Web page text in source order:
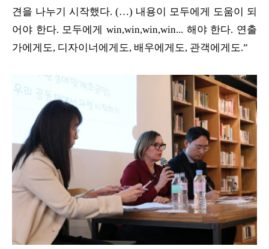
견을 나누기 시작했다. (…) 내용이 모두에게 도움이 되
어야 한다. 모두에게 win,win,win,win... 해야 한다. 연출
가에게도, 디자이너에게도, 배우에게도, 관객에게도.”